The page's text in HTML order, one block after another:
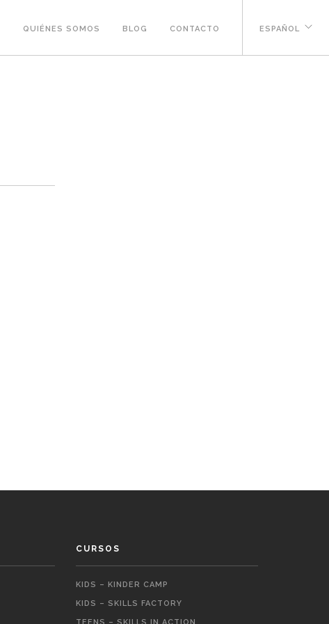
QUIÉNES SOMOS BLOG CONTACTO ESPAÑOL
CURSOS
KIDS – KINDER CAMP
KIDS – SKILLS FACTORY